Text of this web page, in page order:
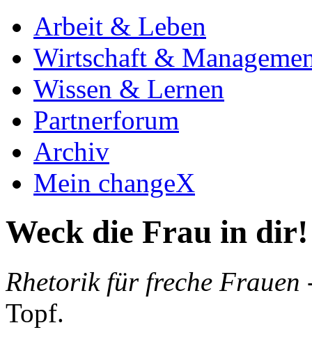
Arbeit & Leben
Wirtschaft &
Wissen & Lernen
Partnerforum
Archiv
Mein changeX
Weck die Frau in dir!
Rhetorik für freche Frauen
Topf.